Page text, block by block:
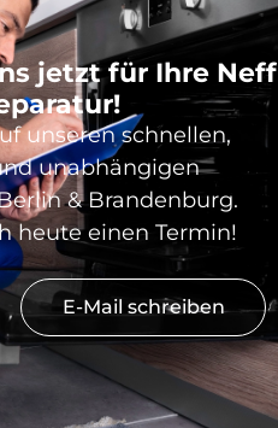
jetzt für Ihre Neff
unseren schnellen,
unabhängigen
& Brandenburg.
heute einen Termin!
E-Mail schreiben